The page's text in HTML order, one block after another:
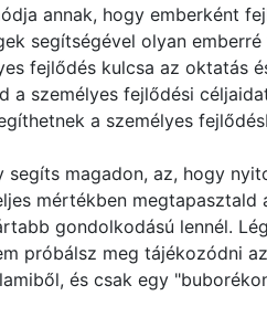
annak, hogy emberként
segítségével olyan
fejlődés kulcsa az oktatás
a személyes fejlődési
a személyes
segíts magadon, az, hogy
mértékben megtapasztald
gondolkodású lennél.
próbálsz meg tájékozódni
és csak egy